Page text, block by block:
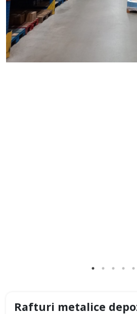
Rafturi metalice